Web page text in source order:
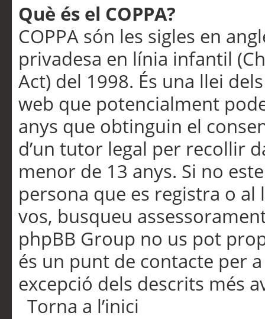
Què és el COPPA?
COPPA són les sigles en
privadesa en línia infantil
Act) del 1998. És una llei
web que potencialment
anys que obtinguin el
d’un tutor legal per recollir
menor de 13 anys. Si no
persona que es registra o
vos, busqueu
phpBB Group no us pot
és un punt de contacte per
excepció dels descrits més
Torna a l’inici